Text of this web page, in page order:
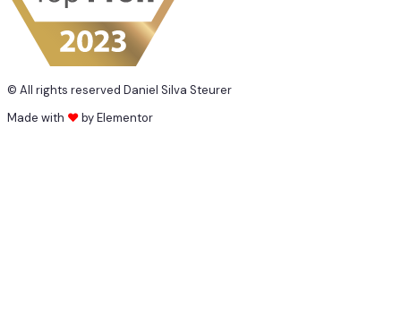
© All rights reserved Daniel Silva Steurer
Made with ❤by Elementor​​